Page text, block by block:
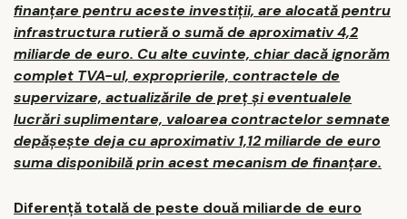
finanțare pentru aceste investiții, are alocată pentru
infrastructura rutieră o sumă de aproximativ 4,2
miliarde de euro. Cu alte cuvinte, chiar dacă ignorăm
complet TVA-ul, exproprierile, contractele de
supervizare, actualizările de preț și eventualele
lucrări suplimentare, valoarea contractelor semnate
depășește deja cu aproximativ 1,12 miliarde de euro
suma disponibilă prin acest mecanism de finanțare.
Diferență totală de peste două miliarde de euro